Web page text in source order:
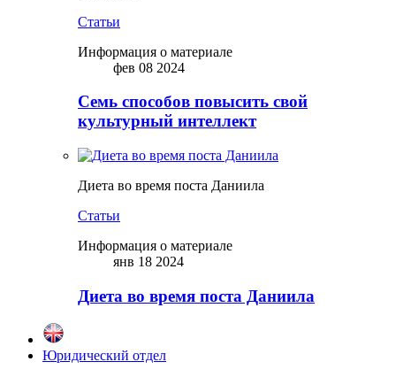
Статьи
Информация о материале
фев 08 2024
Семь способов повысить свой
культурный интеллект
Диета во время поста Даниила
Статьи
Информация о материале
янв 18 2024
Диета во время поста Даниила
Юридический отдел